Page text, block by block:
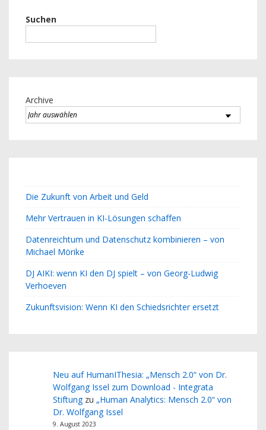
Suchen
Archive
Die Zukunft von Arbeit und Geld
Mehr Vertrauen in KI-Lösungen schaffen
Datenreichtum und Datenschutz kombinieren – von
Michael Mörike
DJ AIKI: wenn KI den DJ spielt – von Georg-Ludwig
Verhoeven
Zukunftsvision: Wenn KI den Schiedsrichter ersetzt
Neu auf HumanIThesia: „Mensch 2.0“ von Dr.
Wolfgang Issel zum Download - Integrata
Stiftungzu „Human Analytics: Mensch 2.0“ von
Dr. Wolfgang Issel
9. August 2023